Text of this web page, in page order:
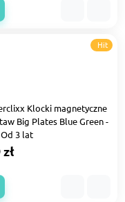
Hit
Klocki magnetyczne
Big Plates Blue Green -
Od 3 lat